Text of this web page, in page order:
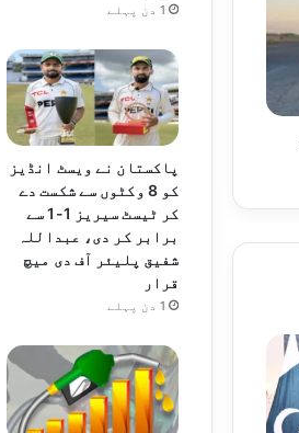
1 دن پہلے
پاکستان نے ویسٹ انڈیز
کو 8 وکٹوں سے شکست دے
کر ٹیسٹ سیریز 1-1 سے
برابر کر دی، عبداللہ
شفیق پلیئر آف دی میچ
قرار
1 دن پہلے